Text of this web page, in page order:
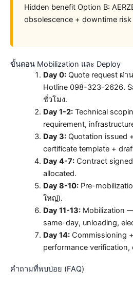
Hidden benefit Option B:
obsolescence + downtime
ขั้นตอน Mobilization และ Deploy
Day 0:Quote request ผ่าน
Hotline 098-323-2626.
ชั่วโมง.
Day 1-2:Technical
requirement,
Day 3:Quotation issued
certificate template +
Day 4-7:Contract
allocated.
Day 8-10:Pre-
ใหญ่).
Day 11-13:Mobilization —
same-day, unloading,
Day 14:Commissioning
performance verification,
คำถามที่พบบ่อย (FAQ)